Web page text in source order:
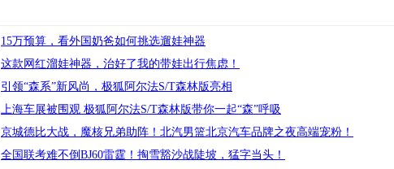
15万预算，看外国奶爸如何挑选遛娃神器
这款网红溜娃神器，治好了我的带娃出行焦虑！
引领“森系”新风尚，极狐阿尔法S/T森林版亮相
上海车展被围观 极狐阿尔法S/T森林版带你一起“森”呼吸
京城德比大战，魔核兄弟助阵！北汽男篮北京汽车品牌之夜高端宠粉！
全国联考难不倒BJ60雷霆！掏雪豁沙战陡坡，猛字当头！